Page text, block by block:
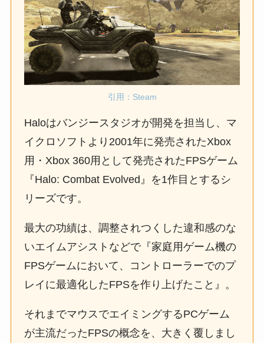
引用：Steam
Haloはバンジースタジオが開発を担当し、マ
イクロソフトより2001年に発売されたXbox
用・Xbox 360用として発売されたFPSゲーム
『Halo: Combat Evolved』を1作目とするシ
リーズです。
最大の功績は、調整されつくした違和感のな
いエイムアシストなどで『家庭用ゲーム機の
FPSゲームにおいて、コントローラーでのプ
レイに最適化したFPSを作り上げたこと』。
それまでマウスでエイミングするPCゲーム
が主流だったFPSの概念を、大きく覆しまし